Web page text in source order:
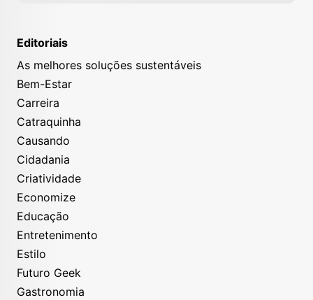
Editoriais
As melhores soluções sustentáveis
Bem-Estar
Carreira
Catraquinha
Causando
Cidadania
Criatividade
Economize
Educação
Entretenimento
Estilo
Futuro Geek
Gastronomia